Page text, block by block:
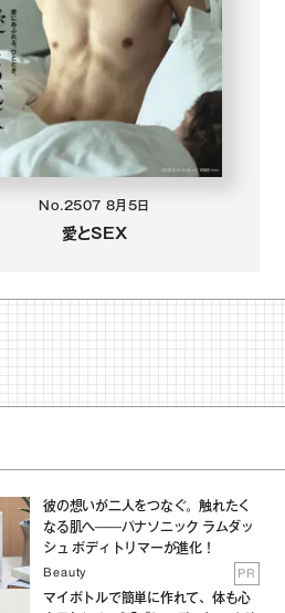
No.2507 8月5日
愛とSEX
彼の想いが二人をつなぐ。触れたく
なる肌へ──パナソニック ラムダッ
シュ ボディトリマーが進化！
Beauty PR
マイボトルで簡単に作れて、体も心